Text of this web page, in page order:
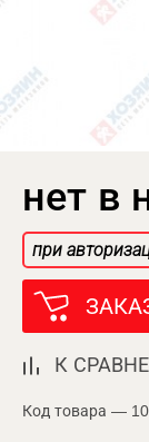
нет в
при
К
Код товара —